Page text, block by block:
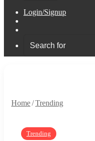
Login/Signup
Home/Trending
Trending